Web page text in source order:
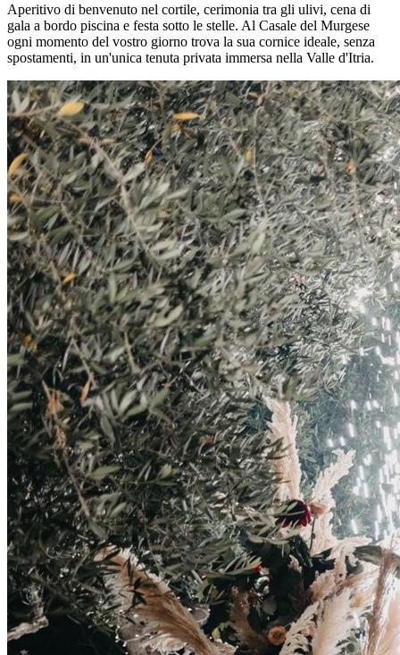
Aperitivo di benvenuto nel cortile, cerimonia tra gli ulivi, cena di
gala a bordo piscina e festa sotto le stelle. Al Casale del Murgese
ogni momento del vostro giorno trova la sua cornice ideale, senza
spostamenti, in un'unica tenuta privata immersa nella Valle d'Itria.